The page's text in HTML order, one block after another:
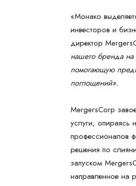
«Монако
инвесторов и
директор
нашего бренда
помогающую
поглощений».
MergersCorp
услуги, опираясь
профессионалов
решения по
запуском
направленное на